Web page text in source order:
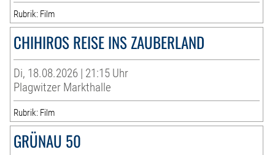
Rubrik: Film
CHIHIROS REISE INS ZAUBERLAND
Di, 18.08.2026 | 21:15 Uhr
Plagwitzer Markthalle
Rubrik: Film
GRÜNAU 50